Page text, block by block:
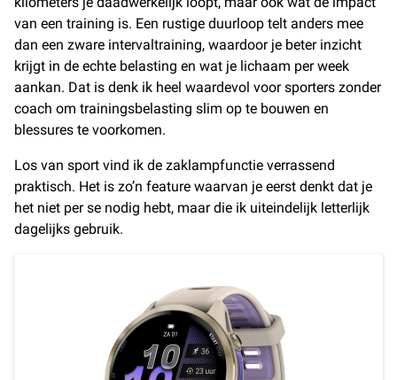
van een training is. Een rustige duurloop telt anders mee
dan een zware intervaltraining, waardoor je beter inzicht
krijgt in de echte belasting en wat je lichaam per week
aankan. Dat is denk ik heel waardevol voor sporters zonder
coach om trainingsbelasting slim op te bouwen en
blessures te voorkomen.
Los van sport vind ik de zaklampfunctie verrassend
praktisch. Het is zo’n feature waarvan je eerst denkt dat je
het niet per se nodig hebt, maar die ik uiteindelijk letterlijk
dagelijks gebruik.